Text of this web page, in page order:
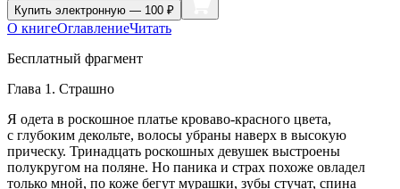
Купить электронную — 100 ₽
О книгеОглавлениеЧитать
Бесплатный фрагмент
Глава 1. Страшно
Я одета в роскошное платье кроваво-красного цвета,
с глубоким декольте, волосы убраны наверх в высокую
прическу. Тринадцать роскошных девушек выстроены
полукругом на поляне. Но паника и страх похоже овладел
только мной, по коже бегут мурашки, зубы стучат, спина